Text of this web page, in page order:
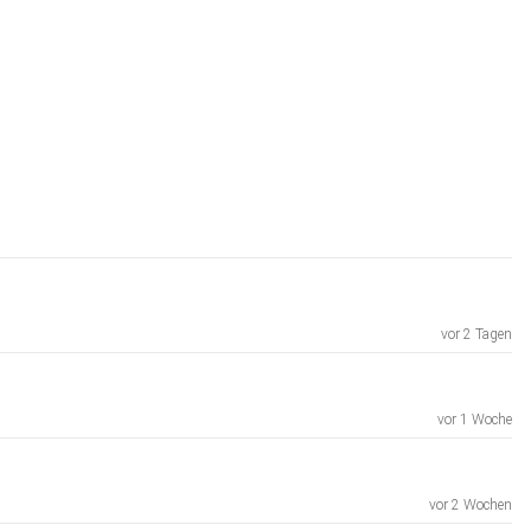
vor 2 Tagen
vor 1 Woche
vor 2 Wochen